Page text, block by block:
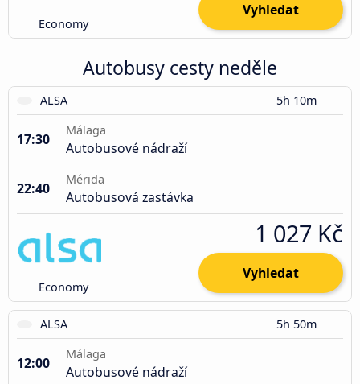
Economy
Vyhledat
Autobusy cesty neděle
ALSA 5h 10m
17:30
Málaga
Autobusové nádraží
22:40
Mérida
Autobusová zastávka
Economy
1 027 Kč
Vyhledat
ALSA 5h 50m
12:00
Málaga
Autobusové nádraží